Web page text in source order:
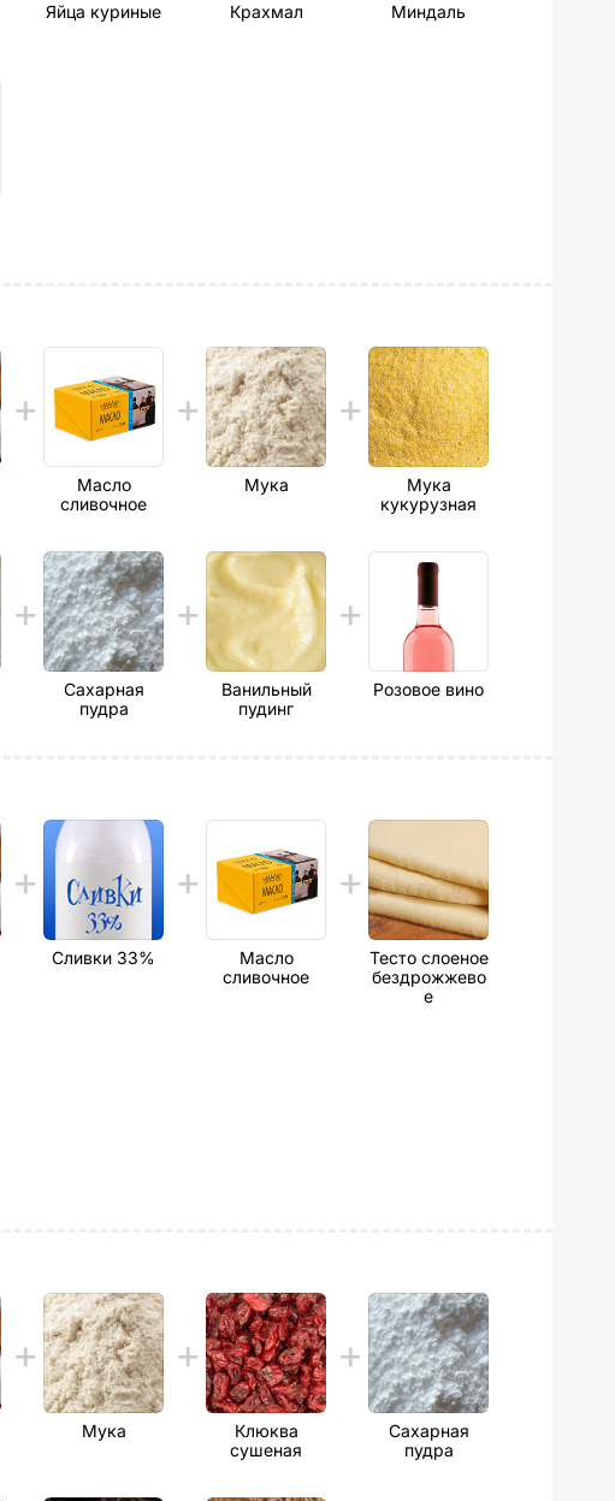
Яйца куриные Крахмал Миндаль
Масло
сливочное
Мука
Мука
кукурузная
Сахарная
пудра
Ванильный
пудинг
Розовое вино
Сливки 33%
Масло
сливочное
Тесто слоеное
бездрожжево
е
Мука
Клюква
сушеная
Сахарная
пудра